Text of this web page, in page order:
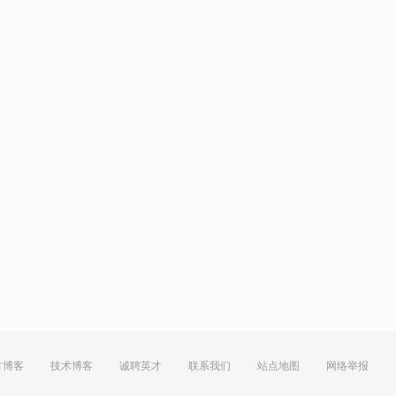
博客 技术博客 诚聘英才 联系我们 站点地图 网络举报